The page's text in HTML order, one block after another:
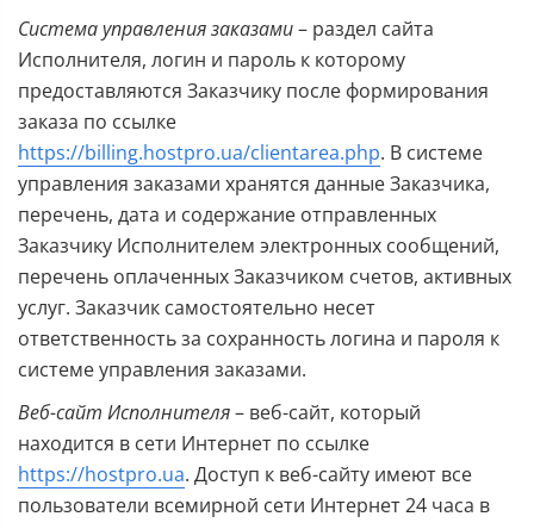
Система управления заказами– раздел сайта
Исполнителя, логин и пароль к которому
предоставляются Заказчику после формирования
заказа по ссылке
https://billing.hostpro.ua/clientarea.php. В системе
управления заказами хранятся данные Заказчика,
перечень, дата и содержание отправленных
Заказчику Исполнителем электронных сообщений,
перечень оплаченных Заказчиком счетов, активных
услуг. Заказчик самостоятельно несет
ответственность за сохранность логина и пароля к
системе управления заказами.
Веб-сайт Исполнителя– веб-сайт, который
находится в сети Интернет по ссылке
https://hostpro.ua. Доступ к веб-сайту имеют все
пользователи всемирной сети Интернет 24 часа в